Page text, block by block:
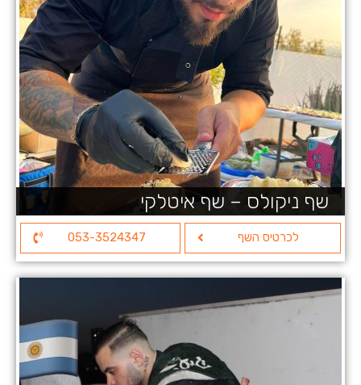
שף ניקולס – שף איטלקי
לכרטיס השף 053-3524347